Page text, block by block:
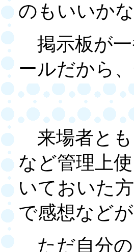
のもいいか
掲示板が一
ールだから
来場者とも
など管理上
いておいた
で感想など
ただ自分の